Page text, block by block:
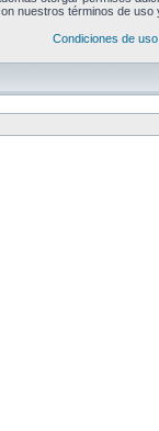
nuestros términos de
Condiciones de uso